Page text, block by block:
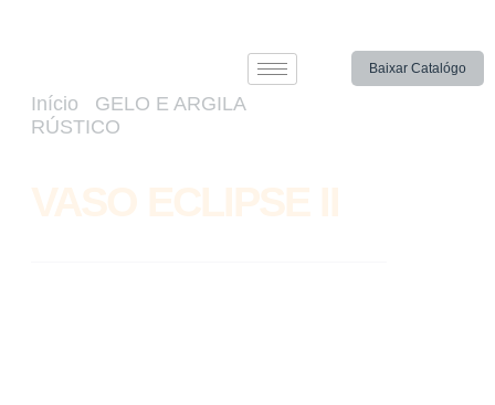
Baixar Catalógo
Início
GELO E ARGILA
RÚSTICO